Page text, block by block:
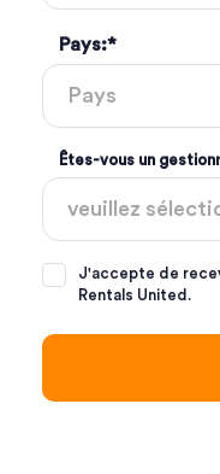
Pays:*
Êtes-vous un
J'accepte de
Rentals United.